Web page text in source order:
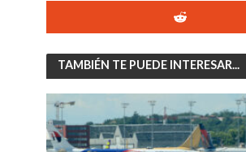
TAMBIÉN TE PUEDE INTERESAR...